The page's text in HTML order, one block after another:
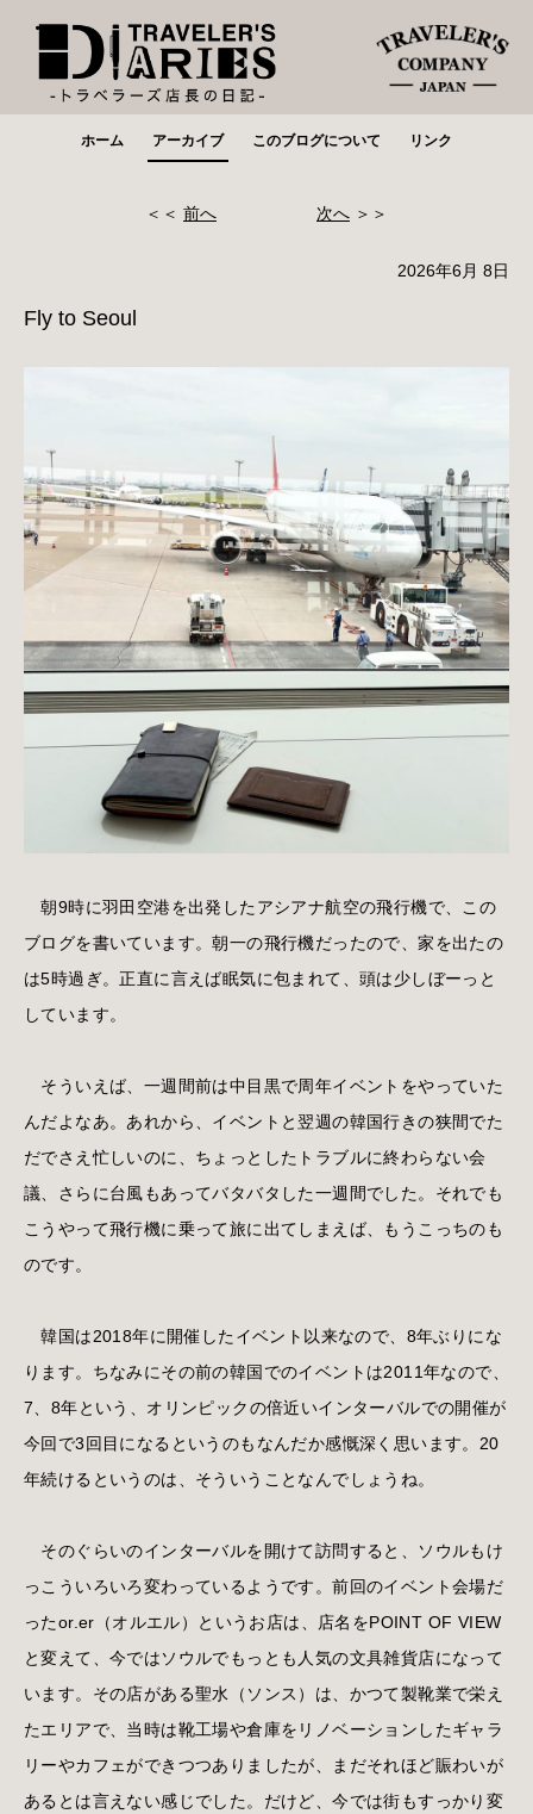
ホーム アーカイブ このブログについて リンク
＜＜ 前へ 次へ ＞＞
2026年6月 8日
Fly to Seoul
朝9時に羽田空港を出発したアシアナ航空の飛行機で、この
ブログを書いています。朝一の飛行機だったので、家を出たの
は5時過ぎ。正直に言えば眠気に包まれて、頭は少しぼーっと
しています。
そういえば、一週間前は中目黒で周年イベントをやっていた
んだよなあ。あれから、イベントと翌週の韓国行きの狭間でた
だでさえ忙しいのに、ちょっとしたトラブルに終わらない会
議、さらに台風もあってバタバタした一週間でした。それでも
こうやって飛行機に乗って旅に出てしまえば、もうこっちのも
のです。
韓国は2018年に開催したイベント以来なので、8年ぶりにな
ります。ちなみにその前の韓国でのイベントは2011年なので、
7、8年という、オリンピックの倍近いインターバルでの開催が
今回で3回目になるというのもなんだか感慨深く思います。20
年続けるというのは、そういうことなんでしょうね。
そのぐらいのインターバルを開けて訪問すると、ソウルもけ
っこういろいろ変わっているようです。前回のイベント会場だ
ったor.er（オルエル）というお店は、店名をPOINT OF VIEW
と変えて、今ではソウルでもっとも人気の文具雑貨店になって
います。その店がある聖水（ソンス）は、かつて製靴業で栄え
たエリアで、当時は靴工場や倉庫をリノベーションしたギャラ
リーやカフェができつつありましたが、まだそれほど賑わいが
あるとは言えない感じでした。だけど、今では街もすっかり変